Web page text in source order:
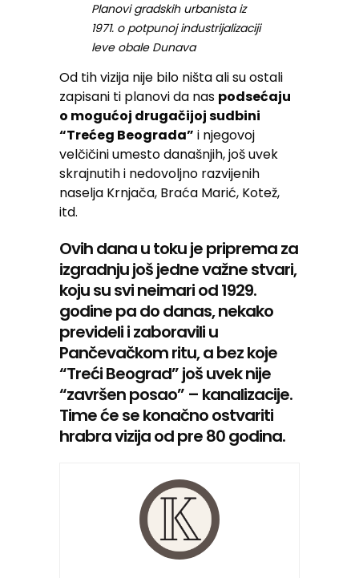
Planovi gradskih urbanista iz
1971. o potpunoj industrijalizaciji
leve obale Dunava
Od tih vizija nije bilo ništa ali su ostali
zapisani ti planovi da nas podsećaju
o mogućoj drugačijoj sudbini
“Trećeg Beograda” i njegovoj
velčičini umesto današnjih, još uvek
skrajnutih i nedovoljno razvijenih
naselja Krnjača, Braća Marić, Kotež,
itd.
Ovih dana u toku je priprema za
izgradnju još jedne važne stvari,
koju su svi neimari od 1929.
godine pa do danas, nekako
prevideli i zaboravili u
Pančevačkom ritu, a bez koje
“Treći Beograd” još uvek nije
“završen posao” – kanalizacije.
Time će se konačno ostvariti
hrabra vizija od pre 80 godina.